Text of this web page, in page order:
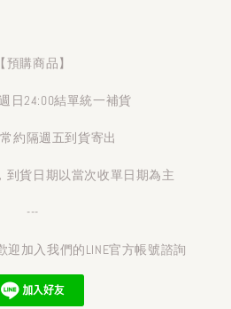
【預購商品】
日24:00結單統一補貨
約隔週五到貨寄出
到貨日期以當次收單日期為主
---
加入我們的LINE官方帳號諮詢